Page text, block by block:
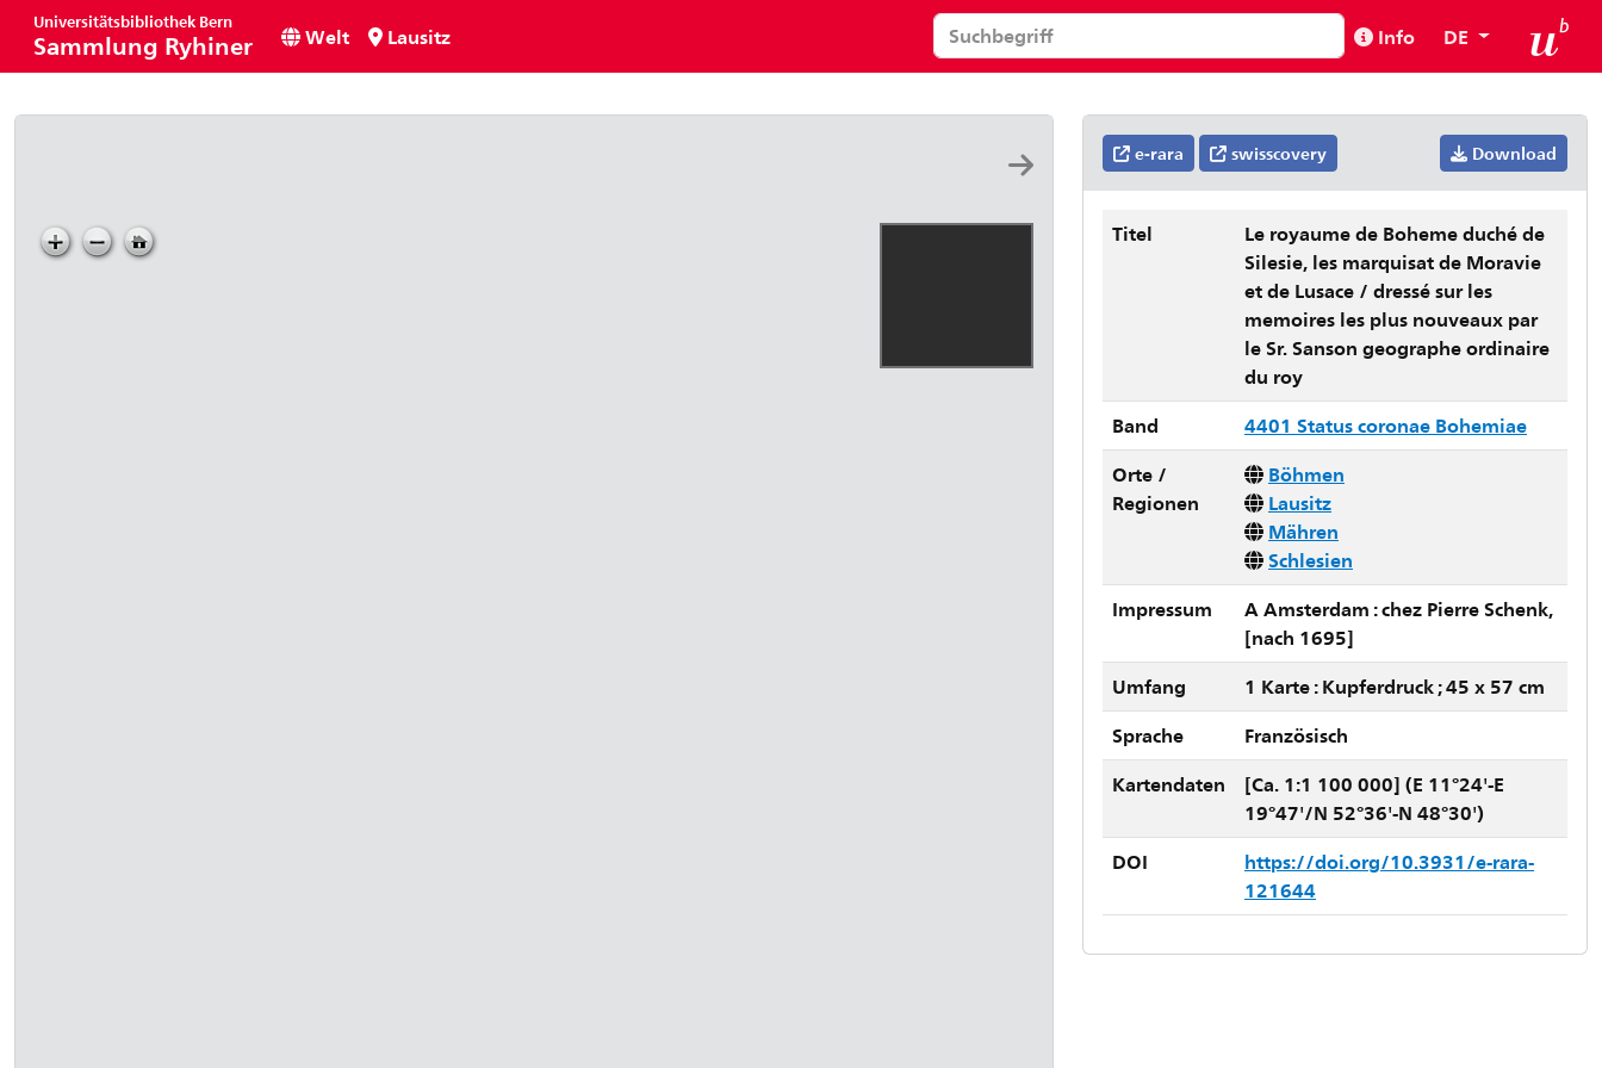
Universitätsbibliothek Bern
Sammlung Ryhiner Welt Lausitz Info DE
e-rara swisscovery Download
Titel
Le royaume de Boheme duché de
Silesie, les marquisat de Moravie
et de Lusace / dressé sur les
memoires les plus nouveaux par
le Sr. Sanson geographe ordinaire
du roy
Band
4401 Status coronae Bohemiae
Orte /
Regionen
Böhmen
Lausitz
Mähren
Schlesien
Impressum
A Amsterdam : chez Pierre Schenk,
[nach 1695]
Umfang
1 Karte : Kupferdruck ; 45 x 57 cm
Sprache
Französisch
Kartendaten
[Ca. 1:1 100 000] (E 11°24'-E
19°47'/N 52°36'-N 48°30')
DOI
https://doi.org/10.3931/e-rara-
121644